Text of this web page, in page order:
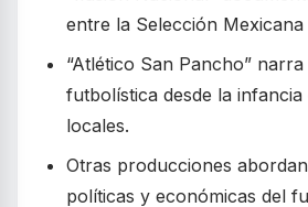
entre la Selección
“Atlético San Pancho”
futbolística desde la infancia
locales.
Otras producciones
políticas y económicas del